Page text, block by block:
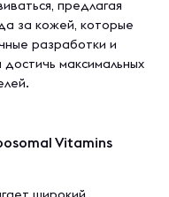
предлагая
за кожей, которые
разработки и
максимальных
Vitamins